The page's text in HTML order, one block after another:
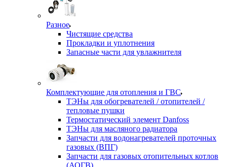
Разное
Чистящие средства
Прокладки и уплотнения
Запасные части для увлажнителя
Комплектующие для отопления и ГВС
ТЭНы для обогревателей / отопителей /
тепловые пушки
Термостатический элемент Danfoss
ТЭНы для масляного радиатора
Запчасти для водонагревателей проточных
газовых (ВПГ)
Запчасти для газовых отопительных котлов
(АОГВ)